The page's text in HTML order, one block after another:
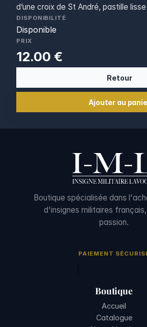
d’une croix de St André, pastille lisse
DISPONIBILITÉ
Disponible
PRIX
12.00 €
Retour
Ajouter au
Boutique spécialisée dans
d'insignes militaires
passion.
PAIEMENT
Boutique
Accueil
Catalogue